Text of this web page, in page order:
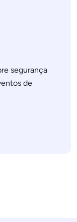
segurança
de